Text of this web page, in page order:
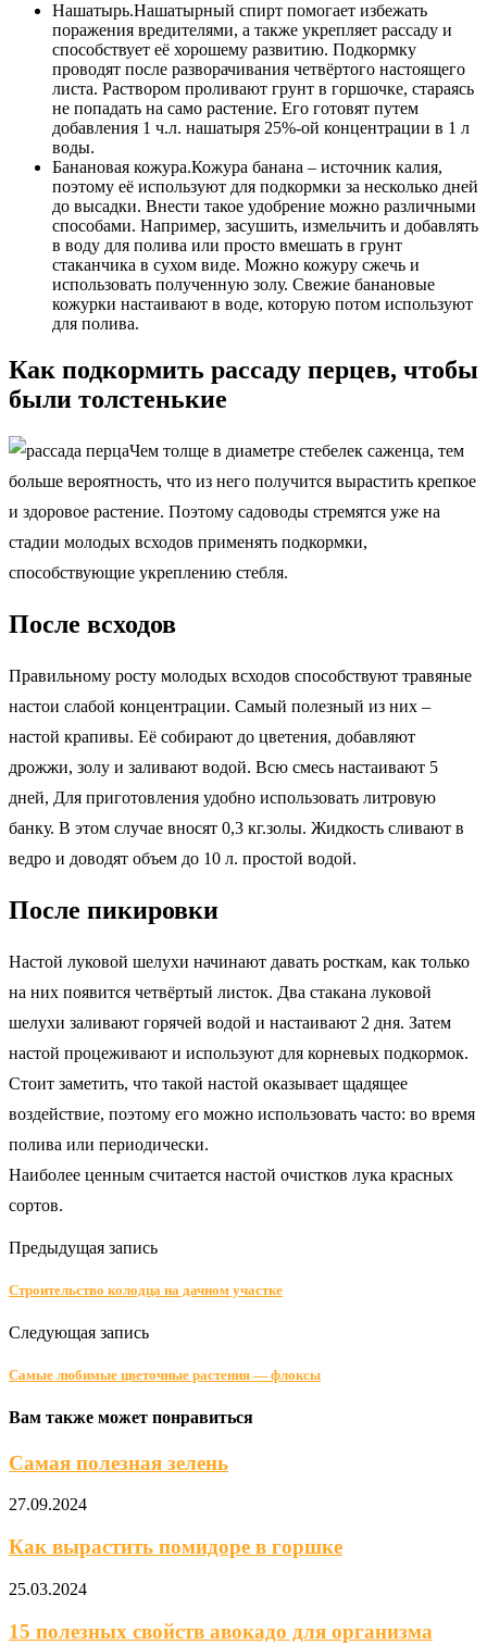
Нашатырь.Нашатырный спирт помогает избежать
поражения вредителями, а также укрепляет рассаду и
способствует её хорошему развитию. Подкормку
проводят после разворачивания четвёртого настоящего
листа. Раствором проливают грунт в горшочке, стараясь
не попадать на само растение. Его готовят путем
добавления 1 ч.л. нашатыря 25%-ой концентрации в 1 л
воды.
Банановая кожура.Кожура банана – источник калия,
поэтому её используют для подкормки за несколько дней
до высадки. Внести такое удобрение можно различными
способами. Например, засушить, измельчить и добавлять
в воду для полива или просто вмешать в грунт
стаканчика в сухом виде. Можно кожуру сжечь и
использовать полученную золу. Свежие банановые
кожурки настаивают в воде, которую потом используют
для полива.
Как подкормить рассаду перцев, чтобы
были толстенькие
Чем толще в диаметре стебелек саженца, тем
больше вероятность, что из него получится вырастить крепкое
и здоровое растение. Поэтому садоводы стремятся уже на
стадии молодых всходов применять подкормки,
способствующие укреплению стебля.
После всходов
Правильному росту молодых всходов способствуют травяные
настои слабой концентрации. Самый полезный из них –
настой крапивы. Её собирают до цветения, добавляют
дрожжи, золу и заливают водой. Всю смесь настаивают 5
дней, Для приготовления удобно использовать литровую
банку. В этом случае вносят 0,3 кг.золы. Жидкость сливают в
ведро и доводят объем до 10 л. простой водой.
После пикировки
Настой луковой шелухи начинают давать росткам, как только
на них появится четвёртый листок. Два стакана луковой
шелухи заливают горячей водой и настаивают 2 дня. Затем
настой процеживают и используют для корневых подкормок.
Стоит заметить, что такой настой оказывает щадящее
воздействие, поэтому его можно использовать часто: во время
полива или периодически.
Наиболее ценным считается настой очистков лука красных
сортов.
Предыдущая запись
Строительство колодца на дачном участке
Следующая запись
Самые любимые цветочные растения — флоксы
Вам также может понравиться
Самая полезная зелень
27.09.2024
Как вырастить помидоре в горшке
25.03.2024
15 полезных свойств авокадо для организма